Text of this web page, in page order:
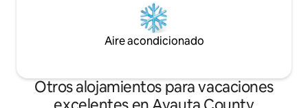
de Takinomiya (producción directa,
dulces, udon, anguila) 700 m Aeon Mall
Ayagawa (centro comercial) 500 m
Sushiro Ayagawa (Sushi) 200 m Ganado
Takinomiya Tenmangū (dios de los
estudios)
Aire acondicionado
Otros alojamientos para vacaciones